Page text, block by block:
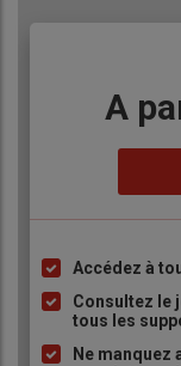
Body
A
Liste
à
puce
Accédez à
Consultez le
tous les
Ne manquez